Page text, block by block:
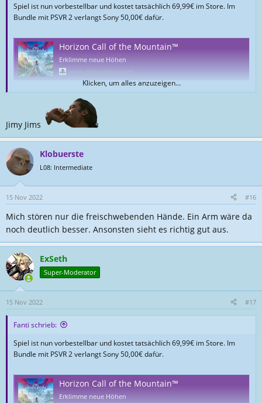
Spiel ist nun vorbestellbar und kostet tatsächlich 69,99€ im Store. Im
Bundle mit PSVR 2 verlangt Sony 50,00€ dafür.
Horizon Call of the Mountain™
Erklimme neue Höhen
www.playstation.com
Pre-orders for Horizon Call of the Mountain open, coming 22
February 2023!
Klicken, um alles anzuzeigen...
Jimy Jims
Klobuerste
L08: Intermediate
15 Nov 2022 #16
Mich stören nur die freischwebenden Hände. Ein Arm wäre da
noch deutlich besser. Ansonsten sieht es richtig gut aus.
ExSeth
Super-Moderator
15 Nov 2022 #17
Fanti schrieb:
Spiel ist nun vorbestellbar und kostet tatsächlich 69,99€ im Store. Im
Bundle mit PSVR 2 verlangt Sony 50,00€ dafür.
Horizon Call of the Mountain™
Erklimme neue Höhen